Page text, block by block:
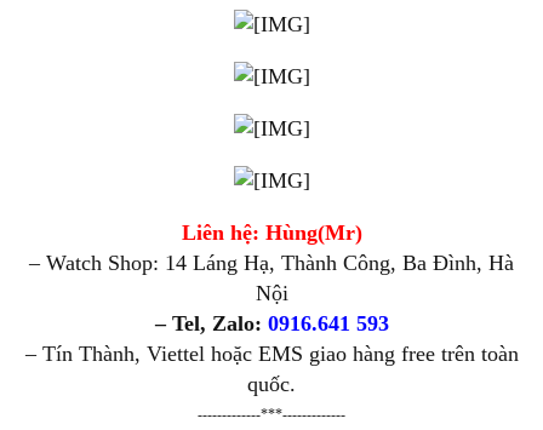
Liên hệ: Hùng(Mr)
– Watch Shop: 14 Láng Hạ, Thành Công, Ba Đình, Hà
Nội
– Tel, Zalo: 0916.641 593
– Tín Thành, Viettel hoặc EMS giao hàng free trên toàn
quốc.
-------------***-------------